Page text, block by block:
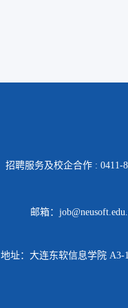
招聘服务及校企合作 : 0411-
邮箱：
地址：大连东软信息学院 A3-